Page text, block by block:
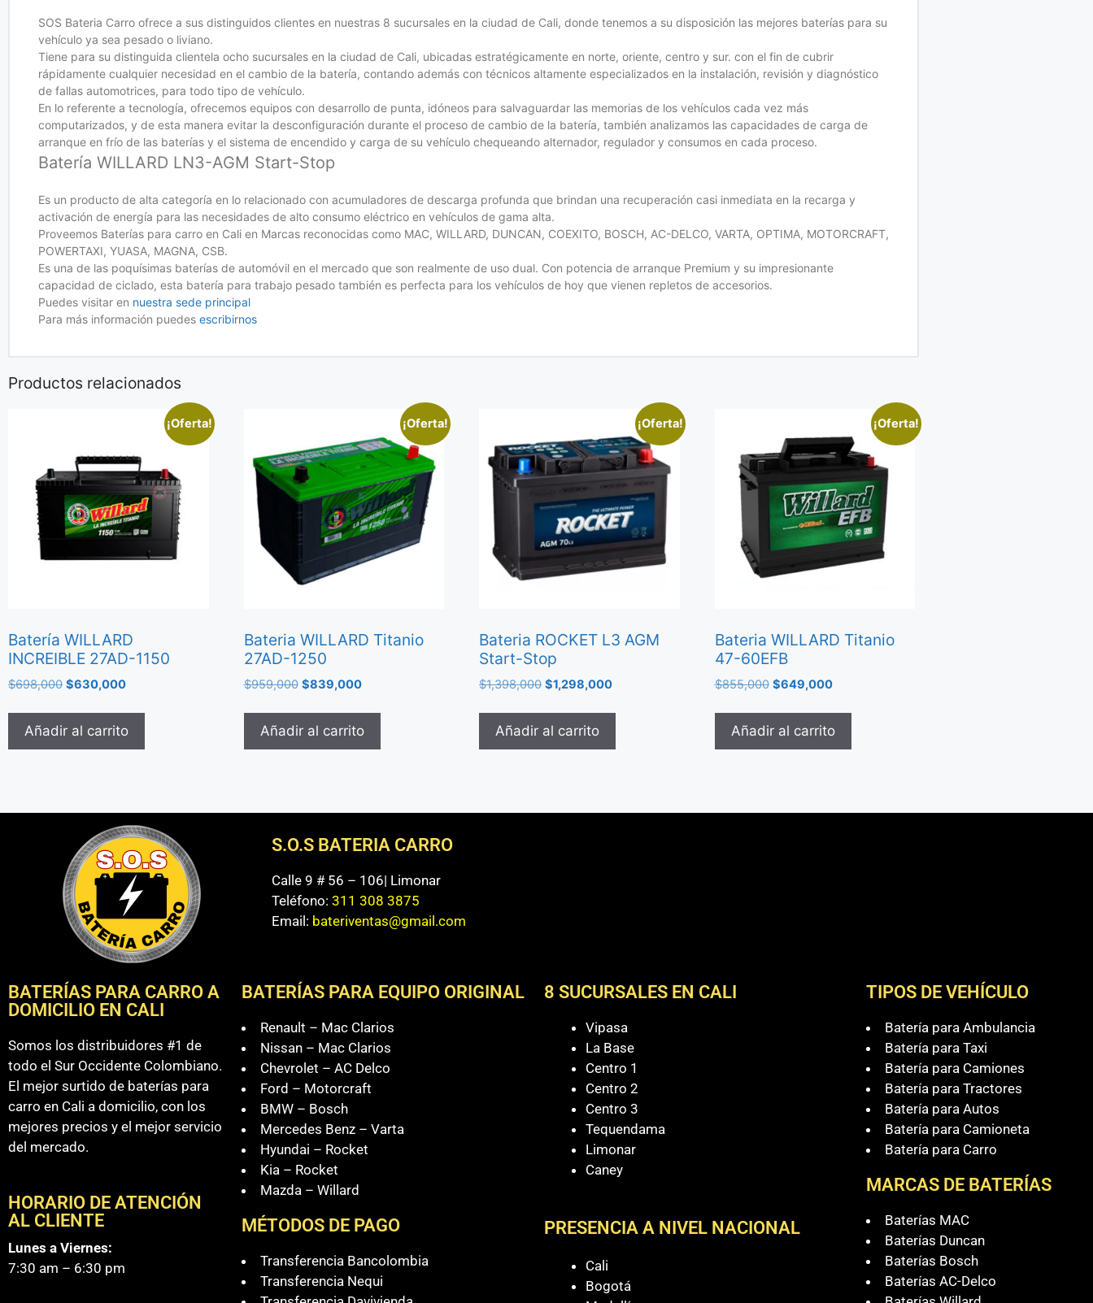
SOS Bateria Carro ofrece a sus distinguidos clientes en nuestras 8 sucursales en la ciudad de Cali, donde tenemos a su disposición las mejores baterías para su
vehículo ya sea pesado o liviano.
Tiene para su distinguida clientela ocho sucursales en la ciudad de Cali, ubicadas estratégicamente en norte, oriente, centro y sur. con el fin de cubrir
rápidamente cualquier necesidad en el cambio de la batería, contando además con técnicos altamente especializados en la instalación, revisión y diagnóstico
de fallas automotrices, para todo tipo de vehículo.
En lo referente a tecnología, ofrecemos equipos con desarrollo de punta, idóneos para salvaguardar las memorias de los vehículos cada vez más
computarizados, y de esta manera evitar la desconfiguración durante el proceso de cambio de la batería, también analizamos las capacidades de carga de
arranque en frío de las baterías y el sistema de encendido y carga de su vehículo chequeando alternador, regulador y consumos en cada proceso.
Batería WILLARD LN3-AGM Start-Stop
Es un producto de alta categoría en lo relacionado con acumuladores de descarga profunda que brindan una recuperación casi inmediata en la recarga y
activación de energía para las necesidades de alto consumo eléctrico en vehículos de gama alta.
Proveemos Baterías para carro en Cali en Marcas reconocidas como MAC, WILLARD, DUNCAN, COEXITO, BOSCH, AC-DELCO, VARTA, OPTIMA, MOTORCRAFT,
POWERTAXI, YUASA, MAGNA, CSB.
Es una de las poquísimas baterías de automóvil en el mercado que son realmente de uso dual. Con potencia de arranque Premium y su impresionante
capacidad de ciclado, esta batería para trabajo pesado también es perfecta para los vehículos de hoy que vienen repletos de accesorios.
Puedes visitar en nuestra sede principal
Para más información puedes escribirnos
Productos relacionados
¡Oferta!
Batería WILLARD
INCREIBLE 27AD-1150
$698,000 $630,000
Añadir al carrito
¡Oferta!
Bateria WILLARD Titanio
27AD-1250
$959,000 $839,000
Añadir al carrito
¡Oferta!
Bateria ROCKET L3 AGM
Start-Stop
$1,398,000 $1,298,000
Añadir al carrito
¡Oferta!
Bateria WILLARD Titanio
47-60EFB
$855,000 $649,000
Añadir al carrito
S.O.S BATERIA CARRO
Calle 9 # 56 – 106| Limonar
Teléfono:311 308 3875
Email: bateriventas@gmail.com
BATERÍAS PARA CARRO A
DOMICILIO EN CALI
Somos los distribuidores #1 de
todo el Sur Occidente Colombiano.
El mejor surtido de baterías para
carro en Cali a domicilio, con los
mejores precios y el mejor servicio
del mercado.
HORARIO DE ATENCIÓN
AL CLIENTE
Lunes a Viernes:
7:30 am – 6:30 pm
BATERÍAS PARA EQUIPO ORIGINAL
Renault – Mac Clarios
Nissan – Mac Clarios
Chevrolet – AC Delco
Ford – Motorcraft
BMW – Bosch
Mercedes Benz – Varta
Hyundai – Rocket
Kia – Rocket
Mazda – Willard
MÉTODOS DE PAGO
Transferencia Bancolombia
Transferencia Nequi
8 SUCURSALES EN CALI
Vipasa
La Base
Centro 1
Centro 2
Centro 3
Tequendama
Limonar
Caney
PRESENCIA A NIVEL NACIONAL
Cali
Bogotá
TIPOS DE VEHÍCULO
Batería para Ambulancia
Batería para Taxi
Batería para Camiones
Batería para Tractores
Batería para Autos
Batería para Camioneta
Batería para Carro
MARCAS DE BATERÍAS
Baterías MAC
Baterías Duncan
Baterías Bosch
Baterías AC-Delco